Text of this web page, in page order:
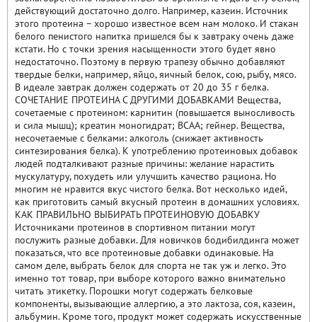
действующий достаточно долго. Например, казеин. Источник
этого протеина – хорошо известное всем нам молоко. И стакан
белого пенистого напитка пришелся бы к завтраку очень даже
кстати. Но с точки зрения насыщенности этого будет явно
недостаточно. Поэтому в первую трапезу обычно добавляют
твердые белки, например, яйцо, яичный белок, сою, рыбу, мясо.
В идеале завтрак должен содержать от 20 до 35 г белка.
СОЧЕТАНИЕ ПРОТЕИНА С ДРУГИМИ ДОБАВКАМИ Вещества,
сочетаемые с протеином: карнитин (повышается выносливость
и сила мышц); креатин моногидрат; BCAA; гейнер. Вещества,
несочетаемые с белками: алкоголь (снижает активность
синтезирования белка). К употреблению протеиновых добавок
людей подталкивают разные причины: желание нарастить
мускулатуру, похудеть или улучшить качество рациона. Но
многим не нравится вкус чистого белка. Вот несколько идей,
как приготовить самый вкусный протеин в домашних условиях.
КАК ПРАВИЛЬНО ВЫБИРАТЬ ПРОТЕИНОВУЮ ДОБАВКУ
Источниками протеинов в спортивном питании могут
послужить разные добавки. Для новичков бодибилдинга может
показаться, что все протеиновые добавки одинаковые. На
самом деле, выбрать белок для спорта не так уж и легко. Это
именно тот товар, при выборе которого важно внимательно
читать этикетку. Порошки могут содержать белковые
компоненты, вызывающие аллергию, а это лактоза, соя, казеин,
альбумин. Кроме того, продукт может содержать искусственные